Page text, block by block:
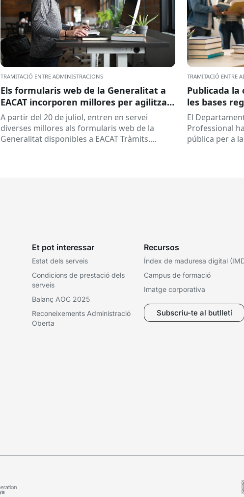
TRAMITACIÓ ENTRE ADMINISTRACIONS
Els formularis web de la Generalitat a
EACAT incorporen millores per agilitzar
la tramitació
A partir del 20 de juliol, entren en servei
diverses millores als formularis web de la
Generalitat disponibles a EACAT Tràmits.
TRAMITACIÓ ENTRE
Publicada la
les bases
la concessió
educatius,
programes
El
Professional
pública per a
Et pot interessar
Estat dels serveis
Condicions de prestació dels
serveis
Balanç AOC 2025
Reconeixements Administració
Oberta
Recursos
Índex de maduresa digital
Campus de formació
Imatge corporativa
Subscriu-te al butlletí